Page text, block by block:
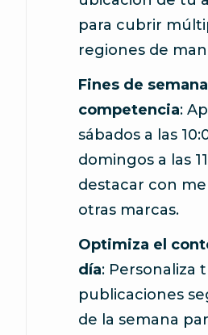
para cubrir
regiones de
Fines de
competencia:
sábados a las
domingos a las
destacar con
otras marcas.
Optimiza el
día: Personaliza
publicaciones
de la semana